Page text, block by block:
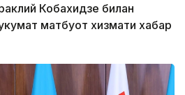
Кобахидзе билан
матбуот хизмати хабар